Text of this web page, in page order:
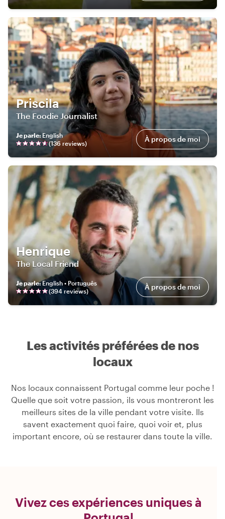
Priscila
The Foodie Journalist
Je parle: English
(136 reviews) À propos de moi
Henrique
The Local Friend
Je parle:English • Português
(394 reviews) À propos de moi
Les activités préférées de nos
locaux
Nos locaux connaissent Portugal comme leur poche !
Quelle que soit votre passion, ils vous montreront les
meilleurs sites de la ville pendant votre visite. Ils
savent exactement quoi faire, quoi voir et, plus
important encore, où se restaurer dans toute la ville.
Vivez ces expériences uniques à